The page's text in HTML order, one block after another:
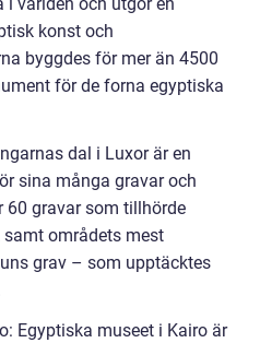
i världen och utgör en
konst och
byggdes för mer än 4500
för de forna egyptiska
dal i Luxor är en
sina många gravar och
60 gravar som tillhörde
områdets mest
grav – som upptäcktes
Egyptiska museet i Kairo är